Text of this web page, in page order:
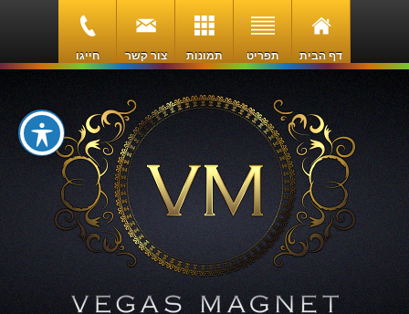
דף הבית תפריט תמונות צור קשר חייגו